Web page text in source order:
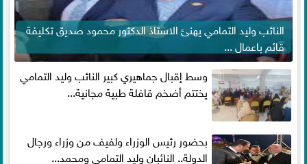
النائب وليد التمامي يهنئ الاستاذ الدكتور محمود صديق تكليفة
قائم باعمال ...
وسط إقبال جماهيري كبير النائب وليد التمامي
يختتم أضخم قافلة طبية مجانية...
بحضور رئيس الوزراء ولفيف من وزراء ورجال
الدولة.. النائبان وليد التمامي ومحمد...